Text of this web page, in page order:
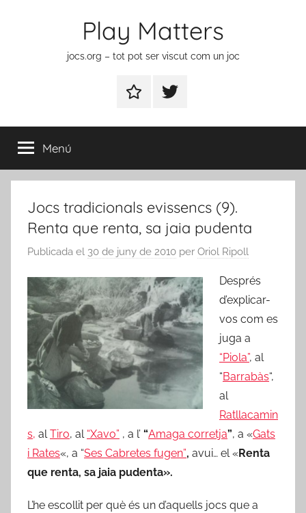
Play Matters
jocs.org – tot pot ser viscut com un joc
ContactarElement
menú
Menú
Jocs tradicionals evissencs (9).
Renta que renta, sa jaia pudenta
Publicada el 30 de juny de 2010 per Oriol Ripoll
Després
d’explicar-
vos com es
juga a
“Piola”, al
“Barrabàs“,
al
Ratllacamin
s, alTiro, al “Xavo” , a l’ “Amaga corretja”, a «Gats
i Rates«, a “Ses Cabretes fugen”, avui… el «Renta
que renta, sa jaia pudenta».
L’he escollit per què és un d’aquells jocs que a